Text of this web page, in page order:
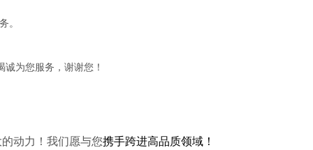
。
为您服务，谢谢您！
动力！我们愿与您携手跨进高品质领域！